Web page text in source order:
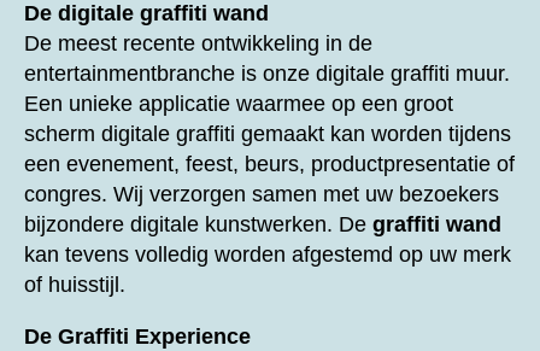
De digitale graffiti wand
De meest recente ontwikkeling in de
entertainmentbranche is onze digitale graffiti muur.
Een unieke applicatie waarmee op een groot
scherm digitale graffiti gemaakt kan worden tijdens
een evenement, feest, beurs, productpresentatie of
congres. Wij verzorgen samen met uw bezoekers
bijzondere digitale kunstwerken. De graffiti wand
kan tevens volledig worden afgestemd op uw merk
of huisstijl.
De Graffiti Experience